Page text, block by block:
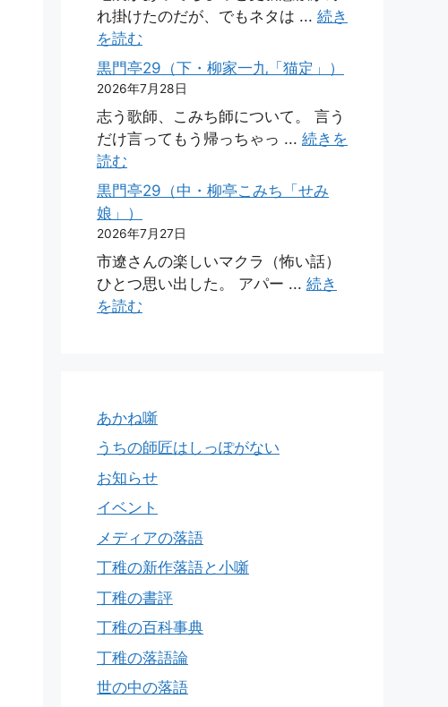
れ掛けたのだが、でもネタは ... 続き
を読む
黒門亭29（下・柳家一九「猫定」）
2026年7月28日
志う歌師、こみち師について。 言う
だけ言ってもう帰っちゃっ ... 続きを
読む
黒門亭29（中・柳亭こみち「せみ
娘」）
2026年7月27日
市遼さんの楽しいマクラ（怖い話）
ひとつ思い出した。 アパー ... 続き
を読む
あかね噺
うちの師匠はしっぽがない
お知らせ
イベント
メディアの落語
丁稚の新作落語と小噺
丁稚の書評
丁稚の百科事典
丁稚の落語論
世の中の落語